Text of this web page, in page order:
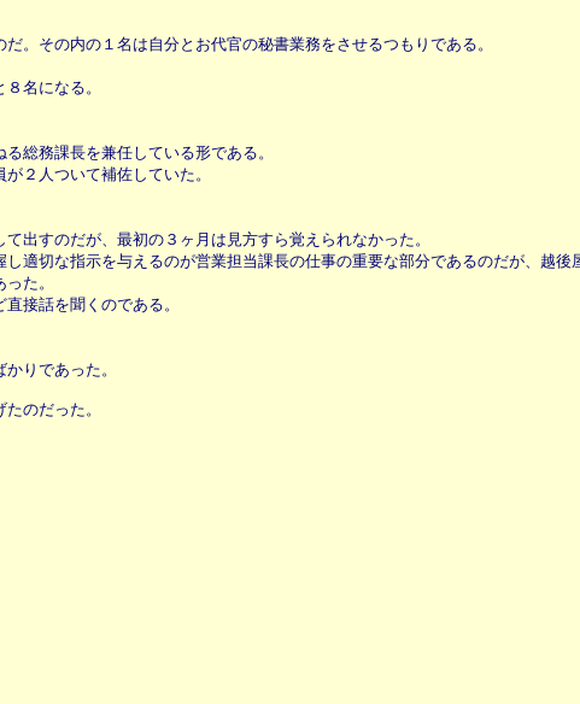
。その内の１名は自分とお代官の秘書業務をさせるつもりである。
名になる。
総務課長を兼任している形である。
２人ついて補佐していた。
出すのだが、最初の３ヶ月は見方すら覚えられなかった。
適切な指示を与えるのが営業担当課長の仕事の重要な部分であるのだが、越後
た。
接話を聞くのである。
りであった。
のだった。